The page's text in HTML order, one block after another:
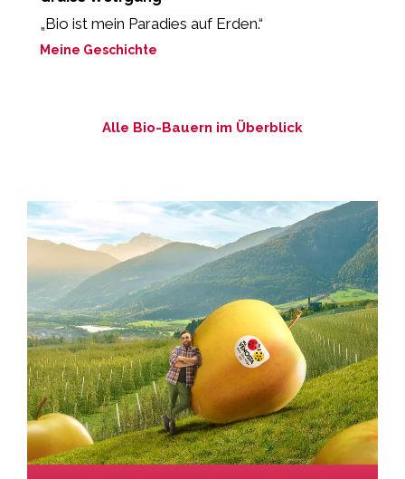
„Bio ist mein Paradies auf Erden.“
Meine Geschichte
Alle Bio-Bauern im Überblick